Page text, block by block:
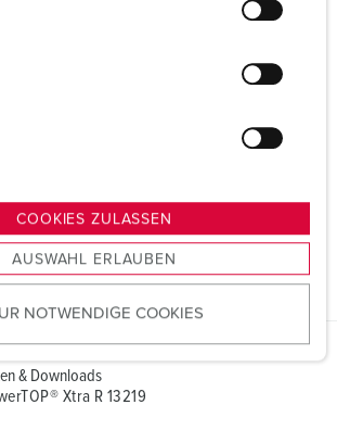
COOKIES ZULASSEN
AUSWAHL ERLAUBEN
NOTWENDIGE COOKIES
& Downloads
Xtra R 13219